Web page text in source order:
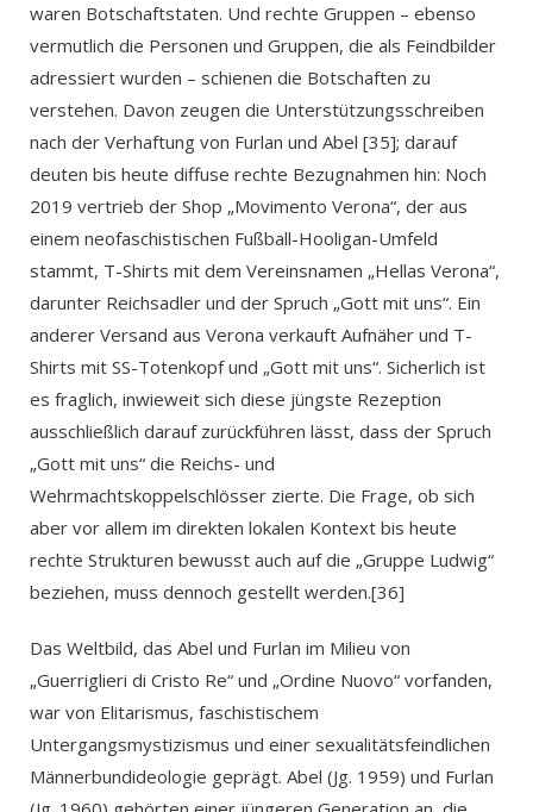
waren Botschaftstaten. Und rechte Gruppen – ebenso
vermutlich die Personen und Gruppen, die als Feindbilder
adressiert wurden – schienen die Botschaften zu
verstehen. Davon zeugen die Unterstützungsschreiben
nach der Verhaftung von Furlan und Abel [35]; darauf
deuten bis heute diffuse rechte Bezugnahmen hin: Noch
2019 vertrieb der Shop „Movimento Verona“, der aus
einem neofaschistischen Fußball-Hooligan-Umfeld
stammt, T-Shirts mit dem Vereinsnamen „Hellas Verona“,
darunter Reichsadler und der Spruch „Gott mit uns“. Ein
anderer Versand aus Verona verkauft Aufnäher und T-
Shirts mit SS-Totenkopf und „Gott mit uns“. Sicherlich ist
es fraglich, inwieweit sich diese jüngste Rezeption
ausschließlich darauf zurückführen lässt, dass der Spruch
„Gott mit uns“ die Reichs- und
Wehrmachtskoppelschlösser zierte. Die Frage, ob sich
aber vor allem im direkten lokalen Kontext bis heute
rechte Strukturen bewusst auch auf die „Gruppe Ludwig“
beziehen, muss dennoch gestellt werden.[36]
Das Weltbild, das Abel und Furlan im Milieu von
„Guerriglieri di Cristo Re“ und „Ordine Nuovo“ vorfanden,
war von Elitarismus, faschistischem
Untergangsmystizismus und einer sexualitätsfeindlichen
Männerbundideologie geprägt. Abel (Jg. 1959) und Furlan